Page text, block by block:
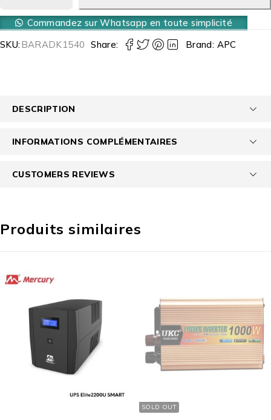
Commandez sur Whatsapp en toute simplicité
SKU:BARADK1540 Share: Brand: APC
DESCRIPTION
INFORMATIONS COMPLÉMENTAIRES
CUSTOMERS REVIEWS
Produits similaires
SOLD OUT